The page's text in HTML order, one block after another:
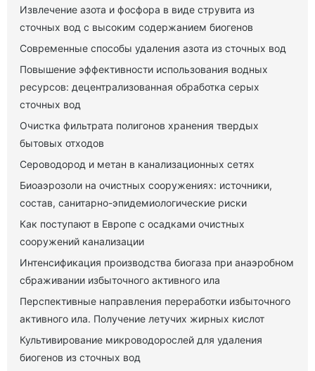
Извлечение азота и фосфора в виде струвита из
сточных вод с высоким содержанием биогенов
Современные способы удаления азота из сточных вод
Повышение эффективности использования водных
ресурсов: децентрализованная обработка серых
сточных вод
Очистка фильтрата полигонов хранения твердых
бытовых отходов
Сероводород и метан в канализационных сетях
Биоаэрозоли на очистных сооружениях: источники,
состав, санитарно-эпидемиологические риски
Как поступают в Европе с осадками очистных
сооружений канализации
Интенсификация производства биогаза при анаэробном
сбраживании избыточного активного ила
Перспективные направления переработки избыточного
активного ила. Получение летучих жирных кислот
Культивирование микроводорослей для удаления
биогенов из сточных вод